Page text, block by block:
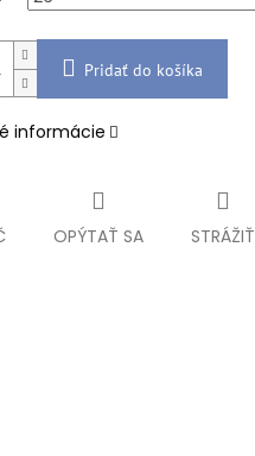
Pridať do košíka
informácie
OPÝTAŤ SA STRÁŽIŤ